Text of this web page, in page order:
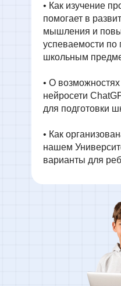
• Как изучение
помогает в
мышления и
успеваемости по
школьным
• О
нейросети
для подготовки
• Как
нашем
варианты для